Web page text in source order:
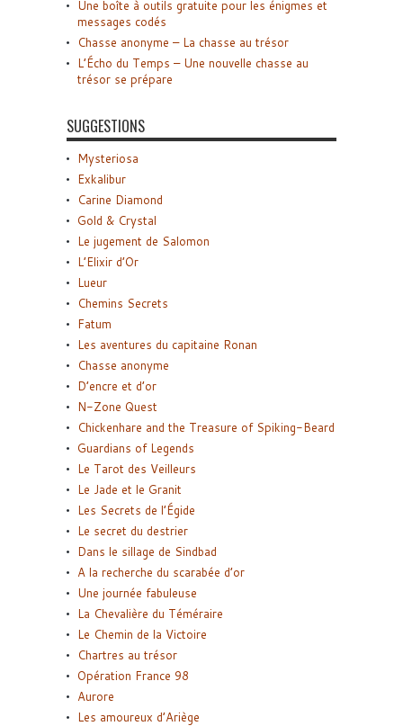
Une boîte à outils gratuite pour les énigmes et
messages codés
Chasse anonyme – La chasse au trésor
L’Écho du Temps – Une nouvelle chasse au
trésor se prépare
SUGGESTIONS
Mysteriosa
Exkalibur
Carine Diamond
Gold & Crystal
Le jugement de Salomon
L’Elixir d’Or
Lueur
Chemins Secrets
Fatum
Les aventures du capitaine Ronan
Chasse anonyme
D’encre et d’or
N-Zone Quest
Chickenhare and the Treasure of Spiking-Beard
Guardians of Legends
Le Tarot des Veilleurs
Le Jade et le Granit
Les Secrets de l’Égide
Le secret du destrier
Dans le sillage de Sindbad
A la recherche du scarabée d’or
Une journée fabuleuse
La Chevalière du Téméraire
Le Chemin de la Victoire
Chartres au trésor
Opération France 98
Aurore
Les amoureux d’Ariège